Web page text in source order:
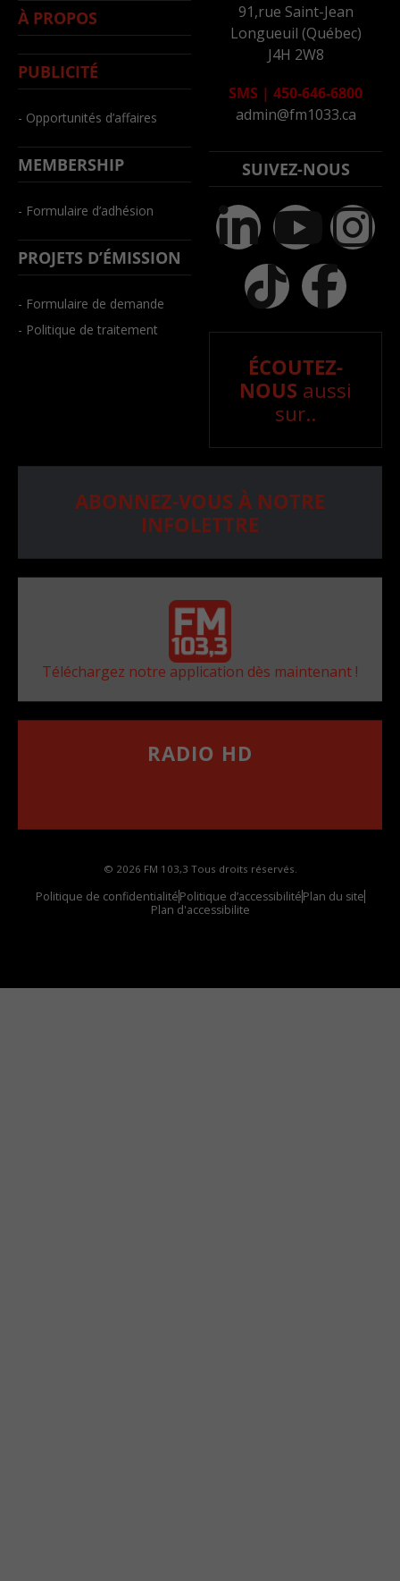
À PROPOS
PUBLICITÉ
- Opportunités d’affaires
MEMBERSHIP
- Formulaire d’adhésion
PROJETS D’ÉMISSION
- Formulaire de demande
- Politique de traitement
91,rue Saint-Jean
Longueuil (Québec)
J4H 2W8
SMS | 450-646-6800
admin@fm1033.ca
SUIVEZ-NOUS
ÉCOUTEZ-
NOUS aussi
sur..
ABONNEZ-VOUS À NOTRE
INFOLETTRE
Téléchargez notre application dès maintenant !
RADIO HD
© 2026 FM 103,3 Tous droits réservés.
Politique de confidentialitéPolitique d’accessibilitéPlan du site
Plan d'accessibilite